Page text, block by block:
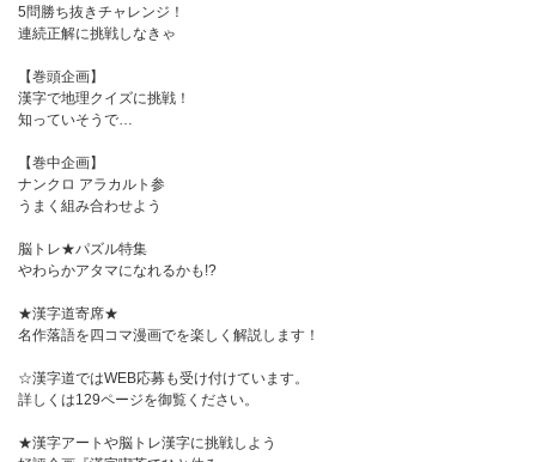
5問勝ち抜きチャレンジ！
連続正解に挑戦しなきゃ
【巻頭企画】
漢字で地理クイズに挑戦！
知っていそうで…
【巻中企画】
ナンクロ アラカルト参
うまく組み合わせよう
脳トレ★パズル特集
やわらかアタマになれるかも!?
★漢字道寄席★
名作落語を四コマ漫画でを楽しく解説します！
☆漢字道ではWEB応募も受け付けています。
詳しくは129ページを御覧ください。
★漢字アートや脳トレ漢字に挑戦しよう